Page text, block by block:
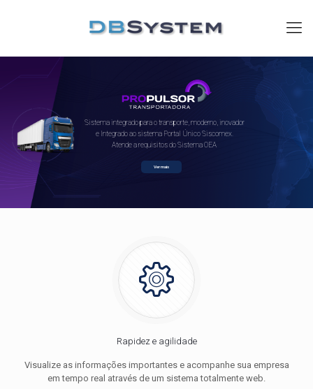
Sistema integrado para o transporte, moderno, inovador
e Integrado ao sistema Portal Único Siscomex.
Atende a requisitos do Sistema OEA
Ver mais
Rapidez e agilidade
Visualize as informações importantes e acompanhe sua empresa
em tempo real através de um sistema totalmente web.